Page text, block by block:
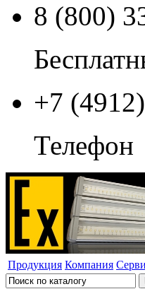
8 (800)
+7
Телефон
Продукция Компания